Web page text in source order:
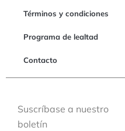
Términos y condiciones
Programa de lealtad
Contacto
Suscríbase a nuestro
boletín